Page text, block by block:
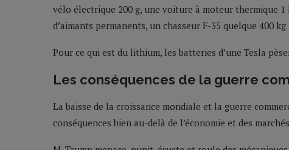
vélo électrique 200 g, une voiture à moteur thermique 1
d’aimants permanents, un chasseur F-35 quelque 400
Pour ce qui est du lithium, les batteries d’une Tesla
Les conséquences de la guerre
La baisse de la croissance mondiale et la guerre
conséquences bien au-delà de l’économie et des